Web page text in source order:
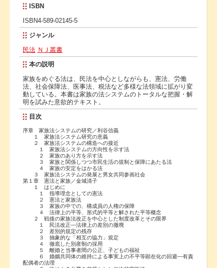
ISBN
ISBN4-589-02145-5
ジャンル
民法 ＮＪ叢書
本の説明
家族をめぐる法は、民法を中心としながらも、憲法、労働
法、社会保障法、医事法、税法など多様な法領域に拡がり変
動している。本書は家族の法システムのトータルな把握・解
明を試みた意欲的テキスト。
目次
序章 家族法システムの研究／利谷信義
１ 家族法システム研究の意義
２ 家族法システムの構造への接近
１ 家族法システムの方向性を示す法
２ 家族のあり方を示す法
３ 家族と関係しつつ市民生活の規制と保障にあたる法
４ 家族の安定をはかる法
３ 家族法システムの発展と男女共同参画社会
第１章 憲法と家族／金城清子
１ はじめに
１ 指導理念としての憲法
２ 憲法と家族法
３ 家族の中での、構成員の人権の保障
４ 法律上の平等、形式的平等と解された平等概念
２ 戦後の家族法改正を中心とした制度改革とその限界
１ 民法改正―法律上の差別の撤廃
２ 差別的規定の残存
３ 抽象的な「相互の協力」規定
４ 徹底した別産制の採用
５ 離婚と当事者間の公正、子どもの福祉
６ 婚姻共同体の維持による事実上の不平等顕在化の回避―有責
配偶者の法理